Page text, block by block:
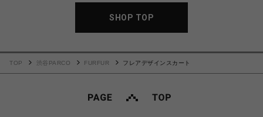
SHOP TOP
TOP 渋谷PARCO FURFUR フレアデザインスカート